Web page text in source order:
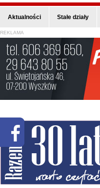
Aktualności Stałe działy
REKLAMA